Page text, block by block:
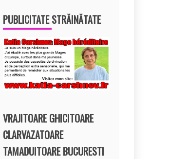
PUBLICITATE STRĂINĂTATE
VRAJITOARE GHICITOARE
CLARVAZATOARE
TAMADUITOARE BUCURESTI